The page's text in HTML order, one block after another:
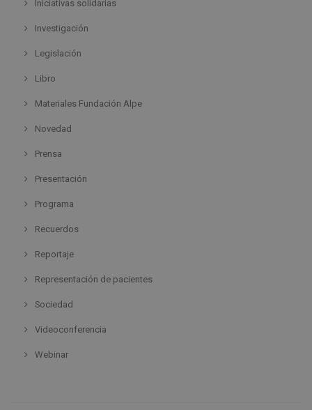
Iniciativas solidarias
Investigación
Legislación
Libro
Materiales Fundación Alpe
Novedad
Prensa
Presentación
Programa
Recuerdos
Reportaje
Representación de pacientes
Sociedad
Videoconferencia
Webinar